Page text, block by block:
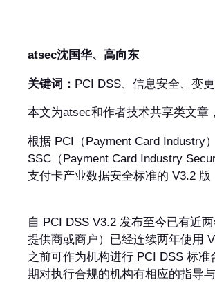
atsec沈国华、高向东
关键词： PCI DSS、信息安全、变
本文为atsec和作者技术共享类文章
根据 PCI（Payment Card Industry
SSC（Payment Card Industry
支付卡产业数据安全标准的 V3.2
自 PCI DSS V3.2 发布至今已有近
提供商或商户）已经连续两年使用
之前可作为机构进行 PCI DSS 标
期对执行合规的机构有相应的指导与